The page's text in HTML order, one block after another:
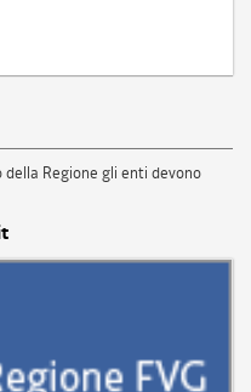
della Regione gli enti devono